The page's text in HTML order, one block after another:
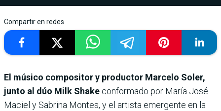
Compartir en redes
El músico compositor y productor Marcelo Soler,
junto al dúo Milk Shake conformado por María José
Maciel y Sabrina Montes, y el artista emergente en la